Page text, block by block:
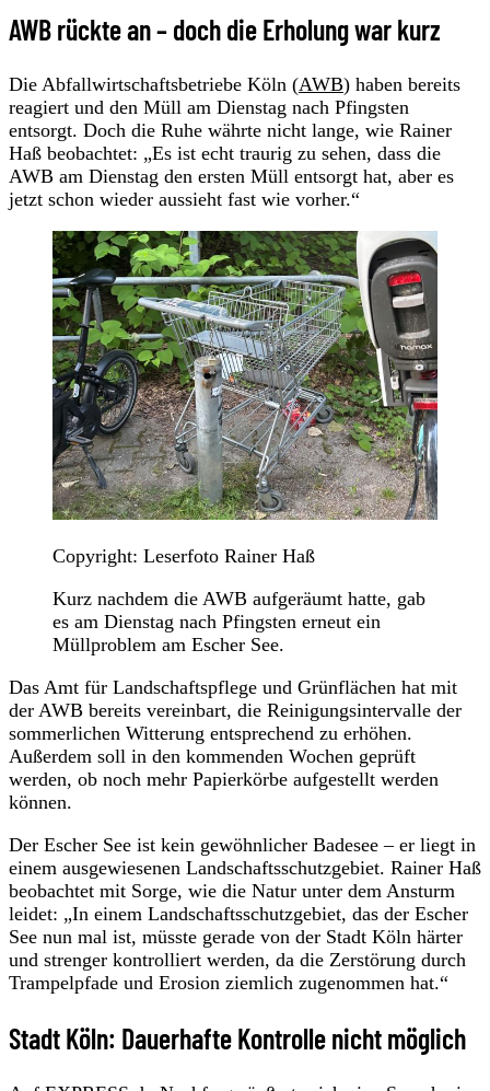
AWB rückte an – doch die Erholung war kurz
Die Abfallwirtschaftsbetriebe Köln (AWB) haben bereits
reagiert und den Müll am Dienstag nach Pfingsten
entsorgt. Doch die Ruhe währte nicht lange, wie Rainer
Haß beobachtet: „Es ist echt traurig zu sehen, dass die
AWB am Dienstag den ersten Müll entsorgt hat, aber es
jetzt schon wieder aussieht fast wie vorher.“
Copyright: Leserfoto Rainer Haß
Kurz nachdem die AWB aufgeräumt hatte, gab
es am Dienstag nach Pfingsten erneut ein
Müllproblem am Escher See.
Das Amt für Landschaftspflege und Grünflächen hat mit
der AWB bereits vereinbart, die Reinigungsintervalle der
sommerlichen Witterung entsprechend zu erhöhen.
Außerdem soll in den kommenden Wochen geprüft
werden, ob noch mehr Papierkörbe aufgestellt werden
können.
Der Escher See ist kein gewöhnlicher Badesee – er liegt in
einem ausgewiesenen Landschaftsschutzgebiet. Rainer Haß
beobachtet mit Sorge, wie die Natur unter dem Ansturm
leidet: „In einem Landschaftsschutzgebiet, das der Escher
See nun mal ist, müsste gerade von der Stadt Köln härter
und strenger kontrolliert werden, da die Zerstörung durch
Trampelpfade und Erosion ziemlich zugenommen hat.“
Stadt Köln: Dauerhafte Kontrolle nicht möglich